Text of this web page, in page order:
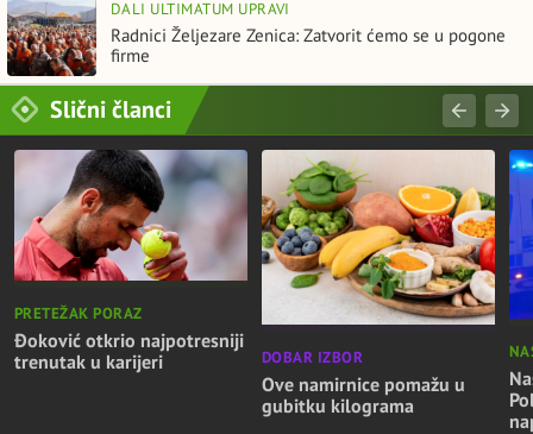
DALI ULTIMATUM UPRAVI
Radnici Željezare Zenica: Zatvorit ćemo se u pogone
firme
Slični članci
PRETEŽAK PORAZ
Đoković otkrio najpotresniji
trenutak u karijeri
DOBAR IZBOR
Ove namirnice pomažu u
gubitku kilograma